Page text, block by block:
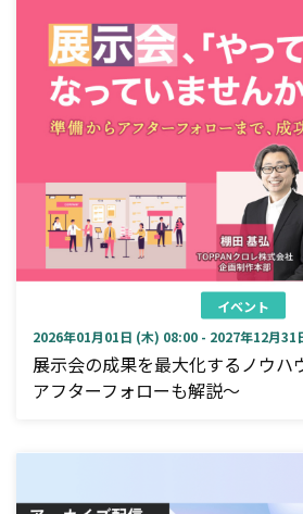
イベント
2026年01月01日 (木) 08:00 - 2027年12月31
展示会の成果を最大化するノウハ
アフターフォローも解説～